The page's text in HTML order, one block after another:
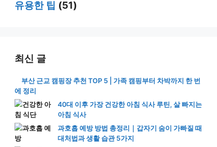
유용한 팁 (51)
최신 글
부산 근교 캠핑장 추천 TOP 5 | 가족 캠핑부터 차박까지 한 번
에 정리
40대 이후 가장 건강한 아침 식사 루틴, 살 빠지는
아침 식사
과호흡 예방 방법 총정리｜갑자기 숨이 가빠질 때
대처법과 생활 습관 5가지